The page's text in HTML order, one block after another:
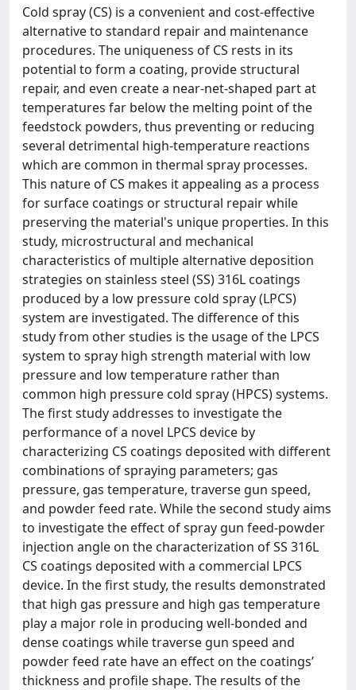
Cold spray (CS) is a convenient and cost-effective
alternative to standard repair and maintenance
procedures. The uniqueness of CS rests in its
potential to form a coating, provide structural
repair, and even create a near-net-shaped part at
temperatures far below the melting point of the
feedstock powders, thus preventing or reducing
several detrimental high-temperature reactions
which are common in thermal spray processes.
This nature of CS makes it appealing as a process
for surface coatings or structural repair while
preserving the material's unique properties. In this
study, microstructural and mechanical
characteristics of multiple alternative deposition
strategies on stainless steel (SS) 316L coatings
produced by a low pressure cold spray (LPCS)
system are investigated. The difference of this
study from other studies is the usage of the LPCS
system to spray high strength material with low
pressure and low temperature rather than
common high pressure cold spray (HPCS) systems.
The first study addresses to investigate the
performance of a novel LPCS device by
characterizing CS coatings deposited with different
combinations of spraying parameters; gas
pressure, gas temperature, traverse gun speed,
and powder feed rate. While the second study aims
to investigate the effect of spray gun feed-powder
injection angle on the characterization of SS 316L
CS coatings deposited with a commercial LPCS
device. In the first study, the results demonstrated
that high gas pressure and high gas temperature
play a major role in producing well-bonded and
dense coatings while traverse gun speed and
powder feed rate have an effect on the coatings’
thickness and profile shape. The results of the